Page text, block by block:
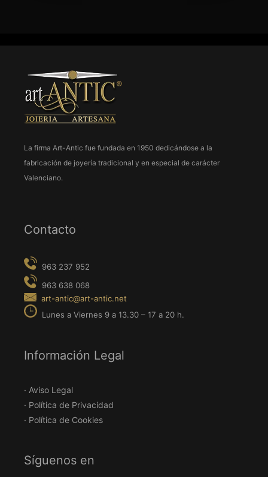
La firma Art-Antic fue fundada en 1950 dedicándose a la
fabricación de joyería tradicional y en especial de carácter
Valenciano.
Contacto
963 237 952
963 638 068
Información Legal
· Aviso Legal
· Política de Privacidad
· Política de Cookies
Síguenos en